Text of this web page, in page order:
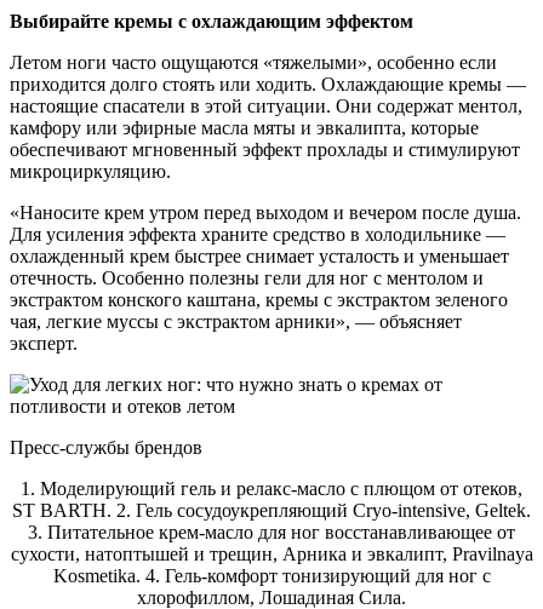
Выбирайте кремы с охлаждающим эффектом
Летом ноги часто ощущаются «тяжелыми», особенно если
приходится долго стоять или ходить. Охлаждающие кремы —
настоящие спасатели в этой ситуации. Они содержат ментол,
камфору или эфирные масла мяты и эвкалипта, которые
обеспечивают мгновенный эффект прохлады и стимулируют
микроциркуляцию.
«Наносите крем утром перед выходом и вечером после душа.
Для усиления эффекта храните средство в холодильнике —
охлажденный крем быстрее снимает усталость и уменьшает
отечность. Особенно полезны гели для ног с ментолом и
экстрактом конского каштана, кремы с экстрактом зеленого
чая, легкие муссы с экстрактом арники», — объясняет
эксперт.
Пресс-службы брендов
1. Моделирующий гель и релакс-масло с плющом от отеков,
ST BARTH. 2. Гель сосудоукрепляющий Cryo-intensive, Geltek.
3. Питательное крем-масло для ног восстанавливающее от
сухости, натоптышей и трещин, Арника и эвкалипт, Pravilnaya
Kosmetika. 4. Гель-комфорт тонизирующий для ног с
хлорофиллом, Лошадиная Сила.